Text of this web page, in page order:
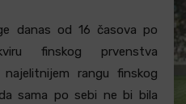
danas od 16 časova po
finskog prvenstva
rangu finskog
sama po sebi ne bi bila